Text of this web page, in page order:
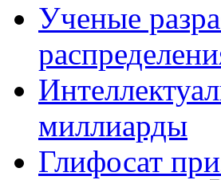
Ученые
миллиарды
Глифосат